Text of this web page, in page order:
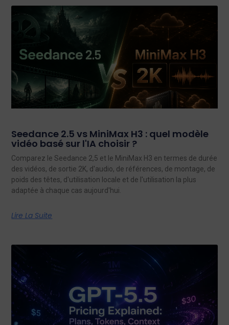
Seedance 2.5 vs MiniMax H3 : quel modèle
vidéo basé sur l'IA choisir ?
Comparez le Seedance 2,5 et le MiniMax H3 en termes de durée
des vidéos, de sortie 2K, d'audio, de références, de montage, de
poids des têtes, d'utilisation locale et de l'utilisation la plus
adaptée à chaque cas aujourd'hui.
Lire La Suite